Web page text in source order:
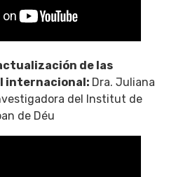
de las
internacional: Dra. Juliana
del Institut de
de Déu